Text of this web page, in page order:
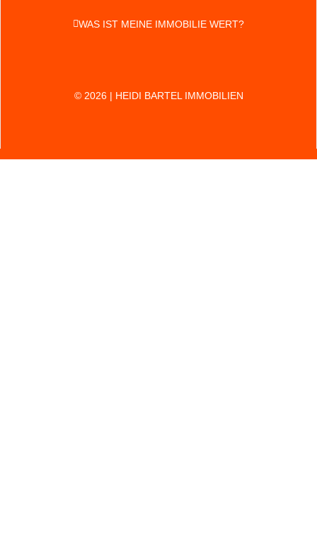
WAS IST MEINE IMMOBILIE WERT?
© 2026 | HEIDI BARTEL IMMOBILIEN